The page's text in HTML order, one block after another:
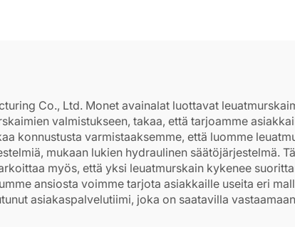
Co., Ltd. Monet avainalat luottavat
valmistukseen, takaa, että tarjoamme
konnustusta varmistaaksemme, että luomme
mukaan lukien hydraulinen säätöjärjestelmä.
myös, että yksi leuatmurskain kykenee
ansiosta voimme tarjota asiakkaille useita eri
asiakaspalvelutiimi, joka on saatavilla